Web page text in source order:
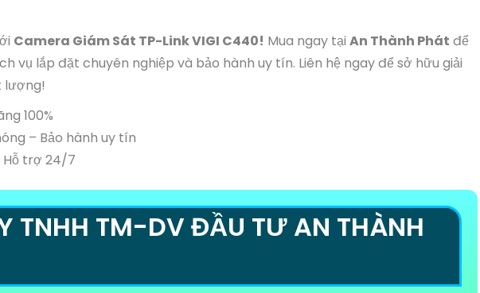
Camera Giám Sát TP-Link VIGI C440! Mua ngay tại An Thành Phát để
vụ lắp đặt chuyên nghiệp và bảo hành uy tín. Liên hệ ngay để sở hữu giải
lượng!
100%
– Bảo hành uy tín
Hỗ trợ 24/7
TNHH TM-DV ĐẦU TƯ AN THÀNH